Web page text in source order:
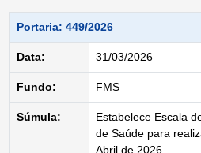
Portaria: 449/2026
Data: 31/03/2026
Fundo: FMS
Súmula:
Estabelece Escala
de Saúde para
Abril de 2026